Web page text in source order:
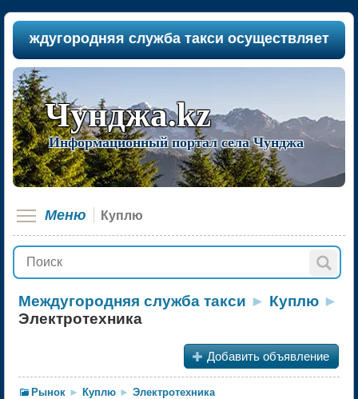
служба такси осуществляет
Чунджа.kz
Информационный портал села Чунджа
Меню Куплю
Междугородняя служба такси ► Куплю ►
Электротехника
+ Добавить объявление
Рынок ► Куплю ► Электротехника